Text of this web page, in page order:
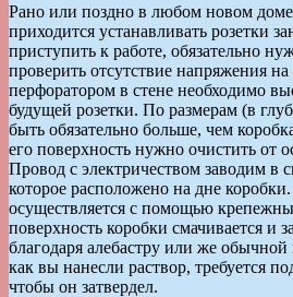
Рано или поздно в любом новом
приходится устанавливать розетки
приступить к работе, обязательно
проверить отсутствие напряжения
перфоратором в стене необходимо
будущей розетки. По размерам (в
быть обязательно больше, чем
его поверхность нужно очистить от
Провод с электричеством заводим в
которое расположено на дне
осуществляется с помощью
поверхность коробки смачивается и
благодаря алебастру или же
как вы нанесли раствор, требуется
чтобы он затвердел.